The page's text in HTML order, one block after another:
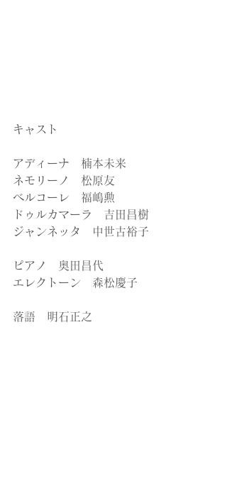
キャスト
アディーナ　楠本未来
ネモリーノ　松原友
ベルコーレ　福嶋勲
ドゥルカマーラ　吉田昌樹
ジャンネッタ　中世古裕子
ピアノ　奥田昌代
エレクトーン　森松慶子
落語　明石正之